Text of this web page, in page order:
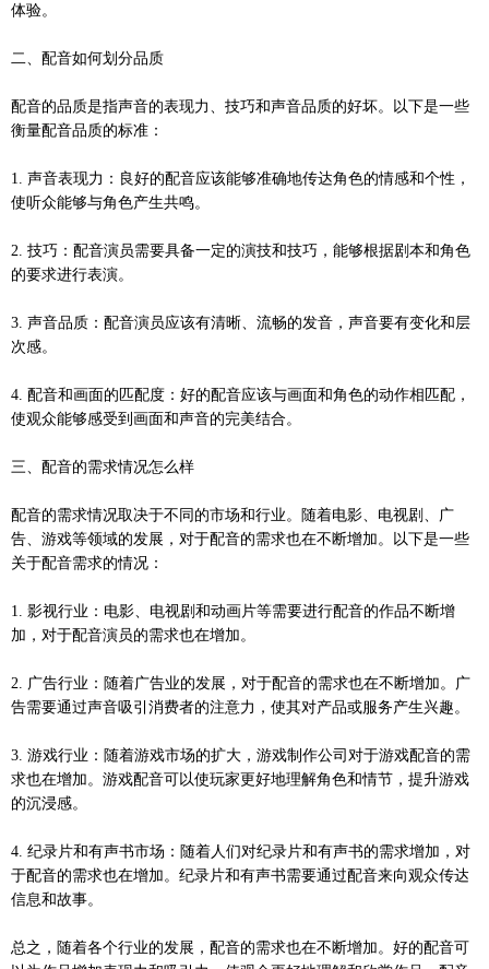
体验。
二、配音如何划分品质
配音的品质是指声音的表现力、技巧和声音品质的好坏。以下是一些
衡量配音品质的标准：
1. 声音表现力：良好的配音应该能够准确地传达角色的情感和个性，
使听众能够与角色产生共鸣。
2. 技巧：配音演员需要具备一定的演技和技巧，能够根据剧本和角色
的要求进行表演。
3. 声音品质：配音演员应该有清晰、流畅的发音，声音要有变化和层
次感。
4. 配音和画面的匹配度：好的配音应该与画面和角色的动作相匹配，
使观众能够感受到画面和声音的完美结合。
三、配音的需求情况怎么样
配音的需求情况取决于不同的市场和行业。随着电影、电视剧、广
告、游戏等领域的发展，对于配音的需求也在不断增加。以下是一些
关于配音需求的情况：
1. 影视行业：电影、电视剧和动画片等需要进行配音的作品不断增
加，对于配音演员的需求也在增加。
2. 广告行业：随着广告业的发展，对于配音的需求也在不断增加。广
告需要通过声音吸引消费者的注意力，使其对产品或服务产生兴趣。
3. 游戏行业：随着游戏市场的扩大，游戏制作公司对于游戏配音的需
求也在增加。游戏配音可以使玩家更好地理解角色和情节，提升游戏
的沉浸感。
4. 纪录片和有声书市场：随着人们对纪录片和有声书的需求增加，对
于配音的需求也在增加。纪录片和有声书需要通过配音来向观众传达
信息和故事。
总之，随着各个行业的发展，配音的需求也在不断增加。好的配音可